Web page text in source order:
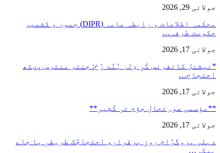
جولائی 29, 2026
محکمہ اطلاعات و رابطہ عامہ (DIPR) جموں و کشمیر
حکومت طرفہ…
جولائی 17, 2026
*نیشنل کانفرنس کَرِ دِلہِ ہُنٛد رُخ: جنتر منترس پؠٹھ
احتجاج…
جولائی 17, 2026
**مؤسمی صورتحال جۆم تہٕ کٔشِیر**
جولائی 17, 2026
دہلی پروگرٛام روزِ برقرار، احتجاجُک طریقہٕ یا جاے
ہیکہِ…